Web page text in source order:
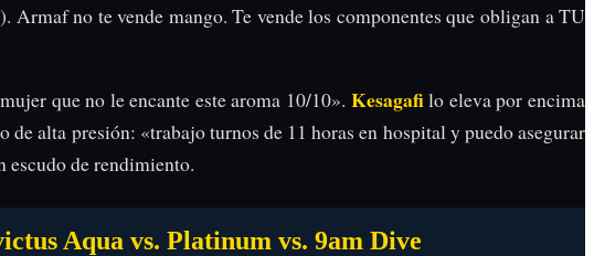
). Armaf no te vende mango. Te vende los componentes que obligan a TU
que no le encante este aroma 10/10». Kesagafilo eleva por encima
de alta presión: «trabajo turnos de 11 horas en hospital y puedo asegurar
escudo de rendimiento.
Aqua vs. Platinum vs. 9am Dive